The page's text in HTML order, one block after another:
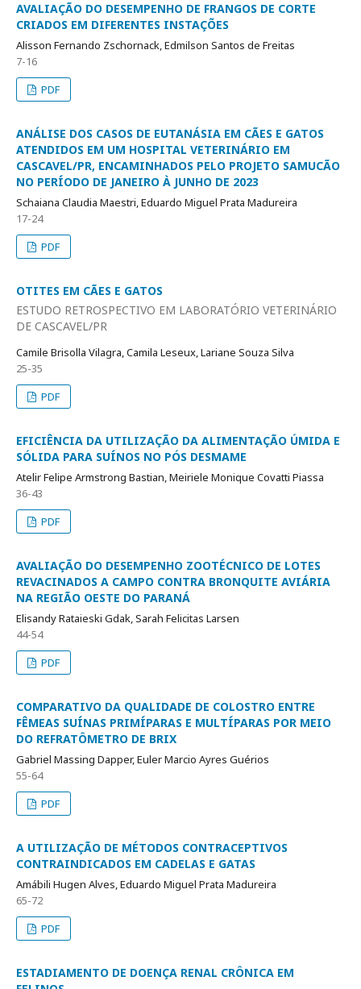
AVALIAÇÃO DO DESEMPENHO DE FRANGOS DE CORTE
CRIADOS EM DIFERENTES INSTAÇÕES
Alisson Fernando Zschornack, Edmilson Santos de Freitas
7-16
PDF
ANÁLISE DOS CASOS DE EUTANÁSIA EM CÃES E GATOS
ATENDIDOS EM UM HOSPITAL VETERINÁRIO EM
CASCAVEL/PR, ENCAMINHADOS PELO PROJETO SAMUCÃO
NO PERÍODO DE JANEIRO À JUNHO DE 2023
Schaiana Claudia Maestri, Eduardo Miguel Prata Madureira
17-24
PDF
OTITES EM CÃES E GATOS
ESTUDO RETROSPECTIVO EM LABORATÓRIO VETERINÁRIO
DE CASCAVEL/PR
Camile Brisolla Vilagra, Camila Leseux, Lariane Souza Silva
25-35
PDF
EFICIÊNCIA DA UTILIZAÇÃO DA ALIMENTAÇÃO ÚMIDA E
SÓLIDA PARA SUÍNOS NO PÓS DESMAME
Atelir Felipe Armstrong Bastian, Meiriele Monique Covatti Piassa
36-43
PDF
AVALIAÇÃO DO DESEMPENHO ZOOTÉCNICO DE LOTES
REVACINADOS A CAMPO CONTRA BRONQUITE AVIÁRIA
NA REGIÃO OESTE DO PARANÁ
Elisandy Rataieski Gdak, Sarah Felicitas Larsen
44-54
PDF
COMPARATIVO DA QUALIDADE DE COLOSTRO ENTRE
FÊMEAS SUÍNAS PRIMÍPARAS E MULTÍPARAS POR MEIO
DO REFRATÔMETRO DE BRIX
Gabriel Massing Dapper, Euler Marcio Ayres Guérios
55-64
PDF
A UTILIZAÇÃO DE MÉTODOS CONTRACEPTIVOS
CONTRAINDICADOS EM CADELAS E GATAS
Amábili Hugen Alves, Eduardo Miguel Prata Madureira
65-72
PDF
ESTADIAMENTO DE DOENÇA RENAL CRÔNICA EM